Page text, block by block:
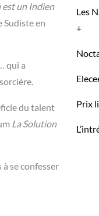
un Indien
Sudiste en
qui a
du talent
La Solution
se confesser
Les
+
Prix